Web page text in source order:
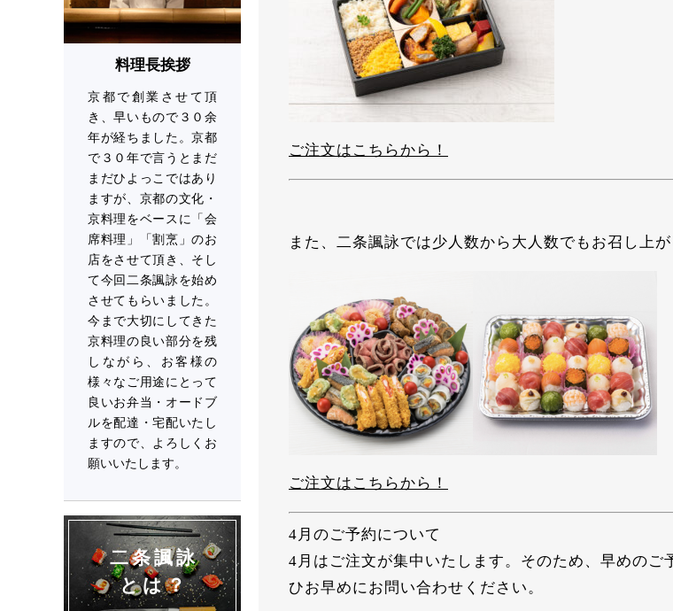
料理長挨拶
京都で創業させて頂
き、早いもので３０余
年が経ちました。京都
で３０年で言うとまだ
まだひよっこではあり
ますが、京都の文化・
京料理をベースに「会
席料理」「割烹」のお
店をさせて頂き、そし
て今回二条諷詠を始め
させてもらいました。
今まで大切にしてきた
京料理の良い部分を残
しながら、お客様の
様々なご用途にとって
良いお弁当・オードブ
ルを配達・宅配いたし
ますので、よろしくお
願いいたします。
二条諷詠
とは？
ご注文はこちらから！
また、二条諷詠では少人数から大人数でもお召し上
ご注文はこちらから！
4月のご予約について
4月はご注文が集中いたします。そのため、早めの
ひお早めにお問い合わせください。